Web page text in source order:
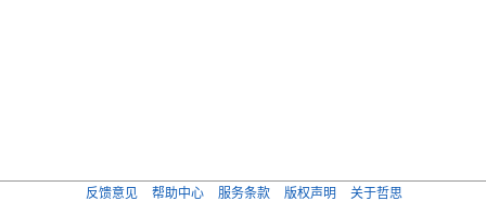
反馈意见 帮助中心 服务条款 版权声明
关于哲思